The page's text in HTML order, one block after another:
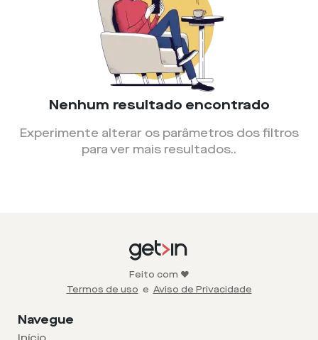
Nenhum resultado encontrado
Experimente alterar os parâmetros dos filtros
para ver mais resultados..
Feito com ❤️
Termos de uso e Aviso de Privacidade
Navegue